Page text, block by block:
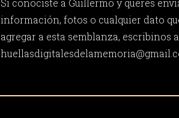
información, fotos o cualquier dato
agregar a esta semblanza, escribinos a